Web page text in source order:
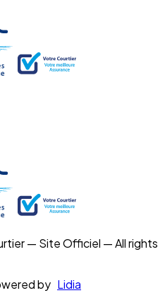
— Site Officiel — All rights
by Lidia